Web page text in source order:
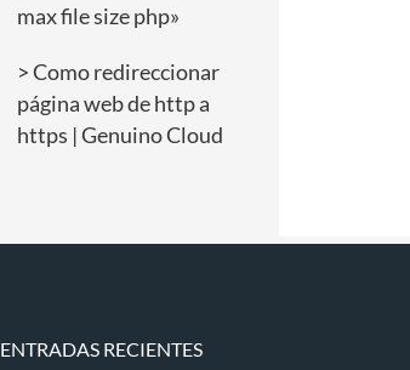
max file size php»
Como redireccionar
página web de http a
https | Genuino Cloud
ENTRADAS RECIENTES